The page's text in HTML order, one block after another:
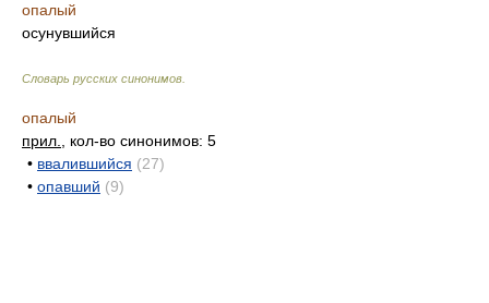
опалый
осунувшийся
Словарь русских синонимов
опалый
прил.
, кол-во синонимов: 5
• ввалившийся (27)
• опавший (9)